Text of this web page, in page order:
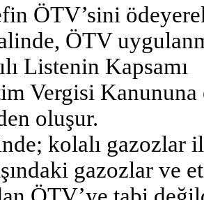
ÖTV’sini
ÖTV
Listenin Kapsamı
Vergisi
oluşur.
kolalı gazozlar
gazozlar ve